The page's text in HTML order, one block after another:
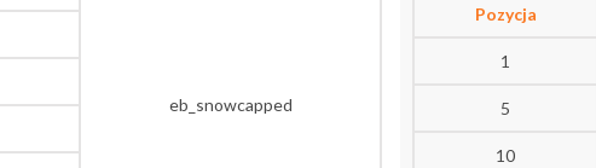
eb_snowcapped
Pozycja
1
5
10